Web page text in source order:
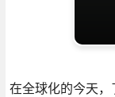
在全球化的今天，